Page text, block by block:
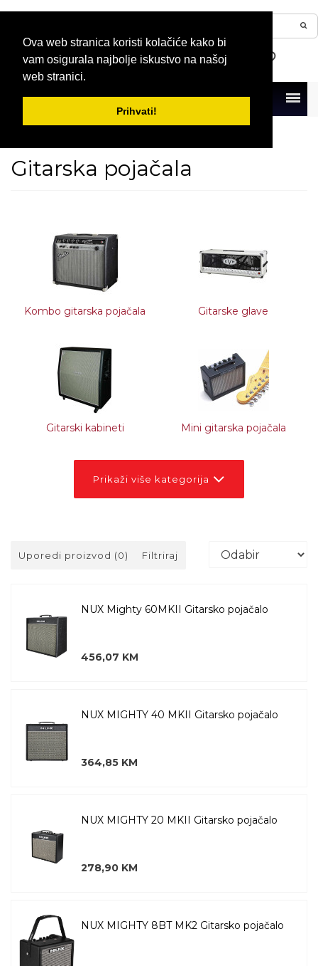
Ova web stranica koristi kolačiće kako bi
vam osigurala najbolje iskustvo na našoj
web stranici.
Prihvati!
Menu
Gitarska pojačala
Kombo gitarska pojačala Gitarske glave
Gitarski kabineti Mini gitarska pojačala
Prikaži više kategorija
Uporedi proizvod (0) Filtriraj
NUX Mighty 60MKII Gitarsko pojačalo
456,07 KM
NUX MIGHTY 40 MKII Gitarsko pojačalo
364,85 KM
NUX MIGHTY 20 MKII Gitarsko pojačalo
278,90 KM
NUX MIGHTY 8BT MK2 Gitarsko pojačalo